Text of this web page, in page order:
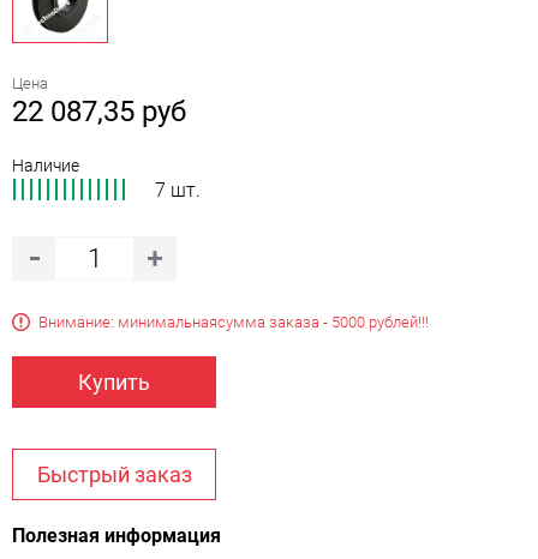
Цена
22 087,35 руб
Наличие
7 шт.
Внимание: минимальнаясумма заказа - 5000 рублей!!!
Купить
Быстрый заказ
Полезная информация